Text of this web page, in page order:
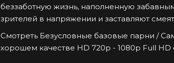
беззаботную жизнь, наполненную
зрителей в напряжении и заставляют
Смотреть Безусловные базовые парни /
хорошем качестве HD 720p - 1080p Full HD